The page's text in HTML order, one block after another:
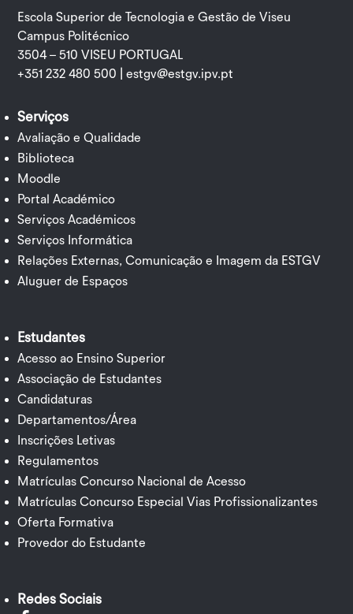
Escola Superior de Tecnologia e Gestão de Viseu
Campus Politécnico
3504 – 510 VISEU PORTUGAL
+351 232 480 500 |estgv@estgv.ipv.pt
Serviços
Avaliação e Qualidade
Biblioteca
Moodle
Portal Académico
Serviços Académicos
Serviços Informática
Relações Externas, Comunicação e Imagem da ESTGV
Aluguer de Espaços
Estudantes
Acesso ao Ensino Superior
Associação de Estudantes
Candidaturas
Departamentos/Área
Inscrições Letivas
Regulamentos
Matrículas Concurso Nacional de Acesso
Matrículas Concurso Especial Vias Profissionalizantes
Oferta Formativa
Provedor do Estudante
Redes Sociais